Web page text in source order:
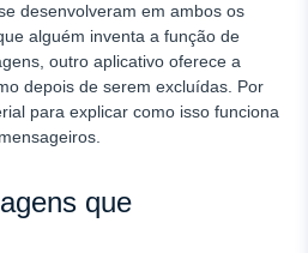
desenvolveram em ambos os
alguém inventa a função de
outro aplicativo oferece a
depois de serem excluídas. Por
para explicar como isso funciona
que